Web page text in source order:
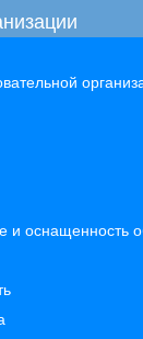
оснащенность